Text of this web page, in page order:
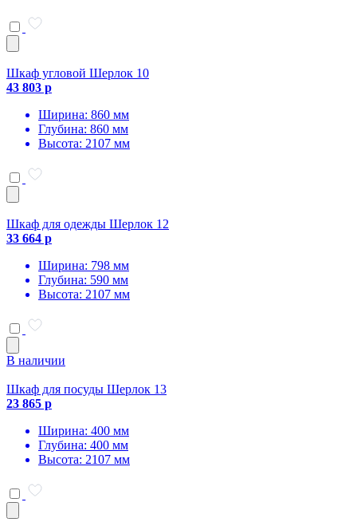
Шкаф угловой Шерлок 10
43 803 р
Ширина: 860 мм
Глубина: 860 мм
Высота: 2107 мм
Шкаф для одежды Шерлок 12
33 664 р
Ширина: 798 мм
Глубина: 590 мм
Высота: 2107 мм
В наличии
Шкаф для посуды Шерлок 13
23 865 р
Ширина: 400 мм
Глубина: 400 мм
Высота: 2107 мм